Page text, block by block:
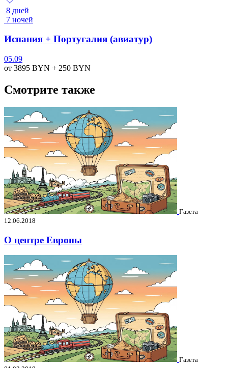
8 дней
7 ночей
Испания + Португалия (авиатур)
05.09
от 3895 BYN + 250 BYN
Смотрите также
Газета
12.06.2018
О центре Европы
Газета